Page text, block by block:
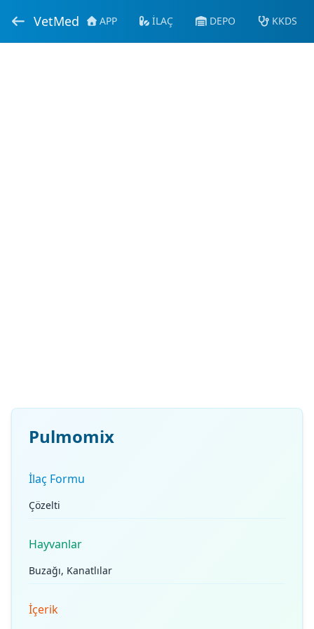
VetMed APP İLAÇ DEPO KKDS
Pulmomix
İlaç Formu
Çözelti
Hayvanlar
Buzağı, Kanatlılar
İçerik